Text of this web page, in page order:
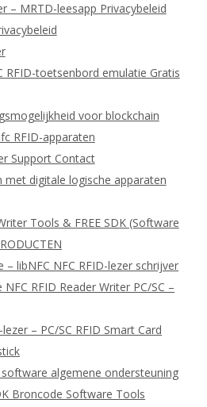
– MRTD-leesapp Privacybeleid
RFID-toetsenbord emulatie Gratis
voor blockchain
RFID-apparaten
Support Contact
digitale logische apparaten
Tools & FREE SDK (Software
– libNFC NFC RFID-lezer schrijver
NFC RFID Reader Writer PC/SC –
– PC/SC RFID Smart Card
algemene ondersteuning
Broncode Software Tools